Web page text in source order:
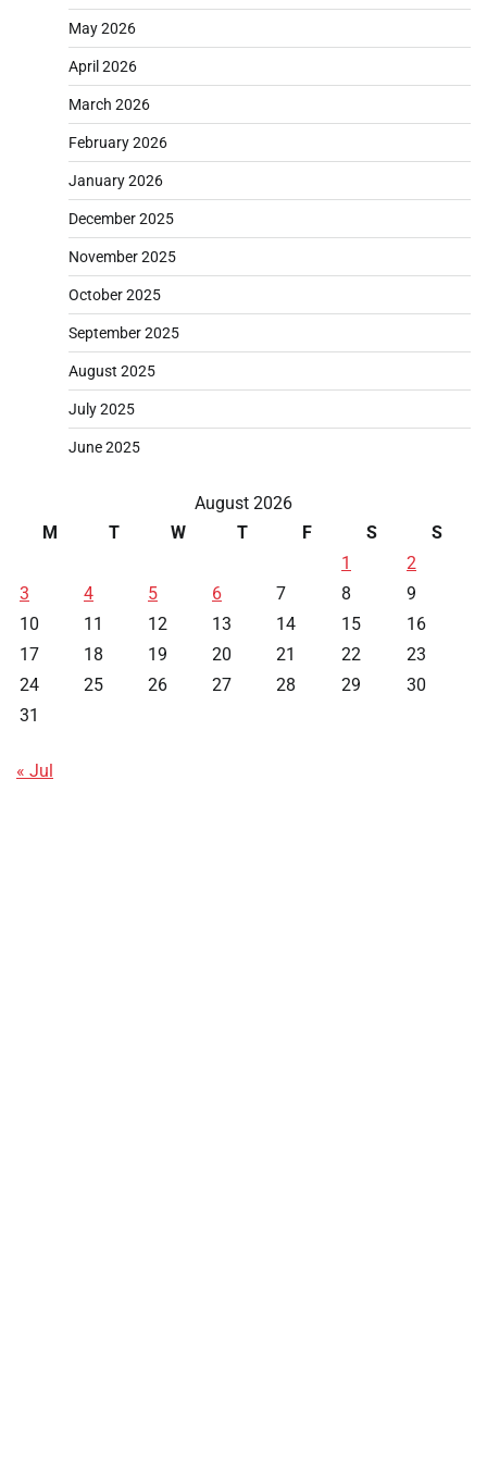
May 2026
April 2026
March 2026
February 2026
January 2026
December 2025
November 2025
October 2025
September 2025
August 2025
July 2025
June 2025
August 2026
M
T W T F S
S
1
2
3
4 5 6 7 8
9
10
11 12 13 14 15
16
17
18 19 20 21 22
23
24
25 26 27 28 29
30
31
« Jul